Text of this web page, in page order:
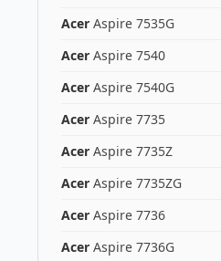
Acer Aspire 7535G
Acer Aspire 7540
Acer Aspire 7540G
Acer Aspire 7735
Acer Aspire 7735Z
Acer Aspire 7735ZG
Acer Aspire 7736
Acer Aspire 7736G